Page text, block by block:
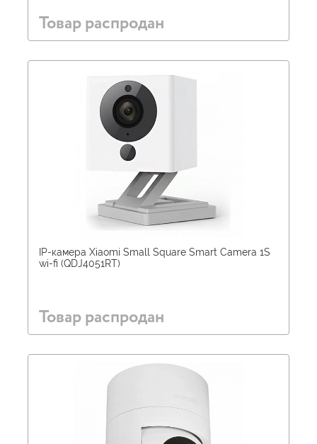
Товар распродан
IP-камера Xiaomi Small Square Smart Camera 1S
wi-fi (QDJ4051RT)
Товар распродан